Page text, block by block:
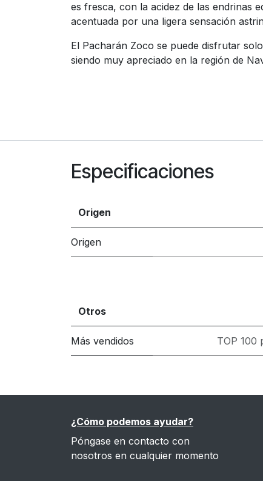
es fresca, con la acidez de las endrinas
acentuada por una ligera sensación
El Pacharán Zoco se puede disfrutar
siendo muy apreciado en la región de
Especificaciones
Origen
Origen
Otros
Más vendidos TOP 100
¿Cómo podemos ayudar?
Póngase en contacto con
nosotros en cualquier momento